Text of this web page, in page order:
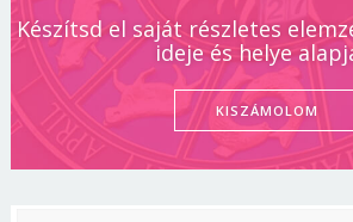
Készítsd el saját részletes
ideje és helye
KISZÁMOLOM